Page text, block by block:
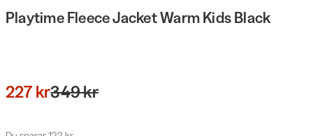
Playtime Fleece Jacket Warm Kids Black
227 kr349 kr